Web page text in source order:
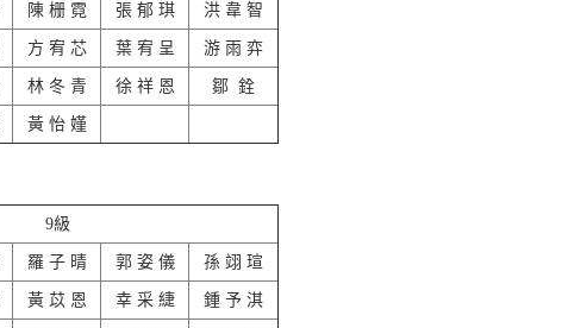
陳 栅 霓 張 郁 琪 洪 韋 智
方 宥 芯 葉 宥 呈 游 雨 弈
林 冬 青 徐 祥 恩 鄒 銓
黃 怡 嫤
9級
羅 子 晴 郭 姿 儀 孫 翊 瑄
黃 苡 恩 幸 采 緁 鍾 予 淇